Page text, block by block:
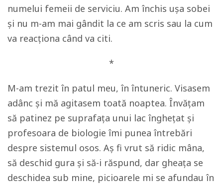
numelui femeii de serviciu. Am închis ușa sobei
și nu m-am mai gândit la ce am scris sau la cum
va reacționa când va citi.
*
M-am trezit în patul meu, în întuneric. Visasem
adânc și mă agitasem toată noaptea. Învățam
să patinez pe suprafața unui lac înghețat și
profesoara de biologie îmi punea întrebări
despre sistemul osos. Aș fi vrut să ridic mâna,
să deschid gura și să-i răspund, dar gheața se
deschidea sub mine, picioarele mi se afundau în